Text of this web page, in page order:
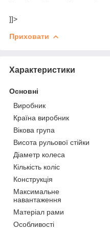
]]>
Приховати
Характеристики
Основні
Виробник
Країна виробник
Вікова група
Висота рульової стійки
Діаметр колеса
Кількість коліс
Конструкція
Максимальне
навантаження
Матеріал рами
Особливості